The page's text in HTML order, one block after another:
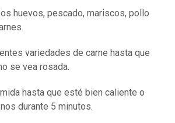
huevos, pescado, mariscos, pollo
variedades de carne hasta que
se vea rosada.
hasta que esté bien caliente o
durante 5 minutos.